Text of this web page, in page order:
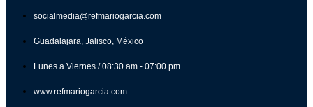
socialmedia@refmariogarcia.com
Guadalajara, Jalisco, México
Lunes a Viernes / 08:30 am - 07:00 pm
www.refmariogarcia.com